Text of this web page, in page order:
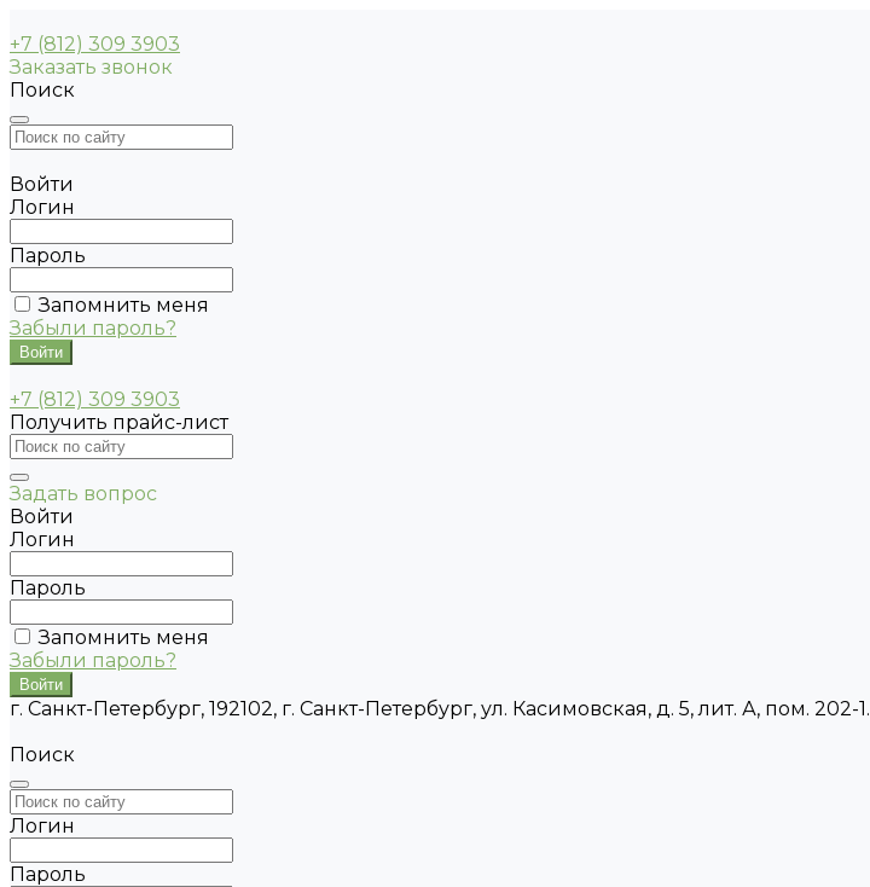
+7 (812) 309 3903
Заказать звонок
Поиск
Войти
Логин
Пароль
Запомнить меня
Забыли пароль?
+7 (812) 309 3903
Получить прайс-лист
Задать вопрос
Войти
Логин
Пароль
Запомнить меня
Забыли пароль?
г. Санкт-Петербург, 192102, г. Санкт-Петербург, ул. Касимовская, д. 5, лит. А, пом. 202-1.
Поиск
Логин
Пароль